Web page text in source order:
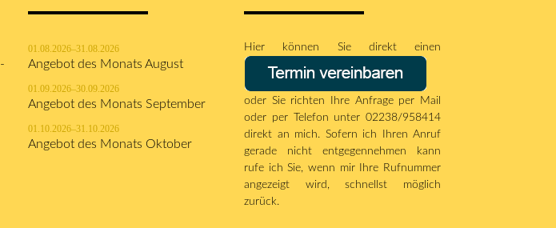
01.08.2026–31.08.2026
Angebot des Monats August
01.09.2026–30.09.2026
Angebot des Monats September
01.10.2026–31.10.2026
Angebot des Monats Oktober
Hier können Sie direkt einen
oder Sie richten Ihre Anfrage per Mail
oder per Telefon unter 02238/958414
direkt an mich. Sofern ich Ihren Anruf
gerade nicht entgegennehmen kann
rufe ich Sie, wenn mir Ihre Rufnummer
angezeigt wird, schnellst möglich
zurück.